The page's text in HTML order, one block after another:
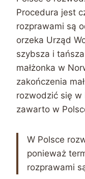
Procedura jest
rozprawami są
orzeka Urząd
szybsza i
małżonka w
zakończenia
rozwodzić się
zawarto w
W Polsce
ponieważ
rozprawami